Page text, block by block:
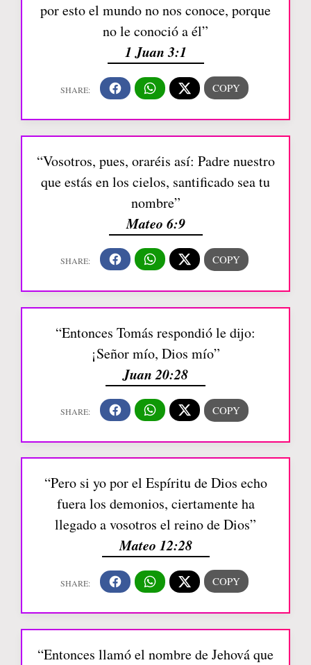
por esto el mundo no nos conoce, porque
no le conoció a él”
1 Juan 3:1
“Vosotros, pues, oraréis así: Padre nuestro
que estás en los cielos, santificado sea tu
nombre”
Mateo 6:9
“Entonces Tomás respondió le dijo:
¡Señor mío, Dios mío”
Juan 20:28
“Pero si yo por el Espíritu de Dios echo
fuera los demonios, ciertamente ha
llegado a vosotros el reino de Dios”
Mateo 12:28
“Entonces llamó el nombre de Jehová que